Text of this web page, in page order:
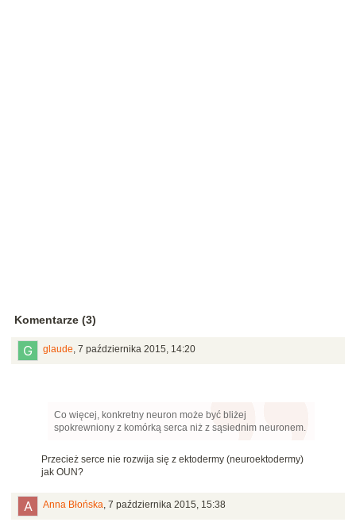
Komentarze (3)
glaude, 7 października 2015, 14:20
Co więcej, konkretny neuron może być bliżej
spokrewniony z komórką serca niż z sąsiednim neuronem.
Przecież serce nie rozwija się z ektodermy (neuroektodermy)
jak OUN?
Anna Błońska, 7 października 2015, 15:38